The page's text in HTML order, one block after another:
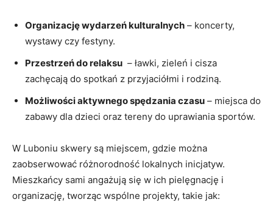
Organizację wydarzeń kulturalnych – koncerty,
wystawy czy festyny.
Przestrzeń do relaksu ⁣ – ławki, zieleń i cisza
zachęcają​ do​ spotkań z przyjaciółmi‍ i rodziną.
Możliwości aktywnego spędzania czasu – miejsca do
zabawy⁤ dla dzieci oraz tereny do uprawiania sportów.
W Luboniu skwery są miejscem, gdzie można
zaobserwować różnorodność lokalnych inicjatyw.
Mieszkańcy sami angażują się w ich pielęgnację i
organizację, tworząc wspólne projekty, takie ‌jak: